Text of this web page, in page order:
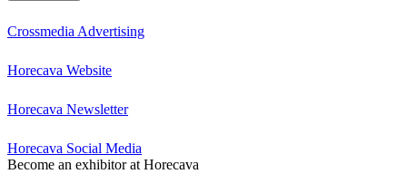
Crossmedia Advertising
Horecava Website
Horecava Newsletter
Horecava Social Media
Become an exhibitor at Horecava